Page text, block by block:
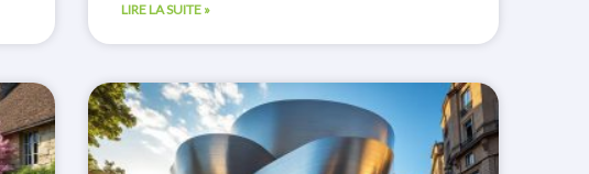
LIRE LA SUITE »